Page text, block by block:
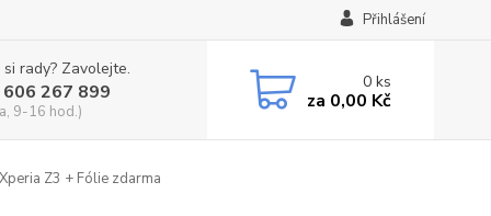
Přihlášení
rady? Zavolejte.
267 899
9-16 hod.)
0ks
za 0,00 Kč
Z3 + Fólie zdarma